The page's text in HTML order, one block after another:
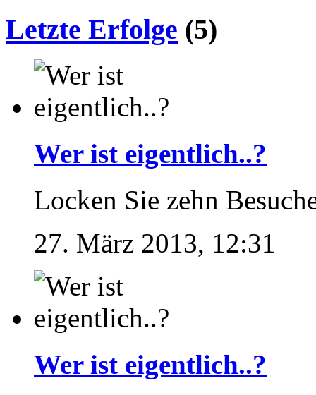
Letzte Erfolge (5)
Wer ist eigentlich..?
Locken Sie zehn
27. März 2013, 12:31
Wer ist eigentlich..?